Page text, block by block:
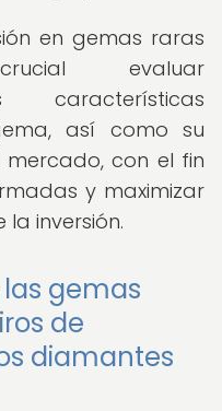
en gemas raras
evaluar
características
así como su
con el fin
y maximizar
inversión.
las gemas
de
diamantes